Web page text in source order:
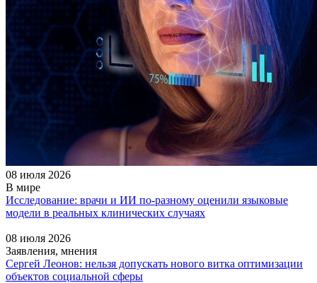
08 июля 2026
В мире
Исследование: врачи и ИИ по-разному оценили языковые
модели в реальных клинических случаях
08 июля 2026
Заявления, мнения
Сергей Леонов: нельзя допускать нового витка оптимизации
объектов социальной сферы